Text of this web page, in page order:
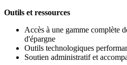
Outils et ressources
Accès à une gamme complète
d'épargne
Outils technologiques
Soutien administratif et